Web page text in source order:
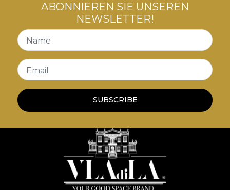
ABONNIEREN SIE UNSEREN
NEWSLETTER!
Name
Email
SUBSCRIBE